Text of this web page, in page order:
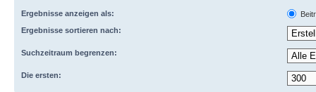
Ergebnisse anzeigen als:
Ergebnisse sortieren nach:
Suchzeitraum begrenzen:
Die ersten: